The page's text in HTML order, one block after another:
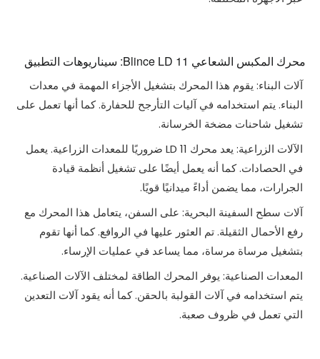
محرك المكبس الشعاعي Blince LD 11: سيناريوهات التطبيق
آلات البناء: يقوم هذا المحرك بتشغيل الأجزاء المهمة في معدات
البناء. يتم استخدامه في آليات التأرجح للحفارة. كما أنها تعمل على
تشغيل شاحنات مضخة الخرسانة.
الآلات الزراعية: يعد محرك LD 11 ضروريًا للمعدات الزراعية. يعمل
في الحصادات. كما أنه يعمل أيضًا على تشغيل أنظمة قيادة
الجرارات، مما يضمن أداءً ميدانيًا قويًا.
آلات سطح السفينة البحرية: على السفن، يتعامل هذا المحرك مع
رفع الأحمال الثقيلة. تم العثور عليها في الروافع. كما أنها تقوم
بتشغيل مرساة مرساة، مما يساعد في عمليات الإرساء.
المعدات الصناعية: يوفر المحرك الطاقة لمختلف الآلات الصناعية.
يتم استخدامه في آلات القولبة بالحقن. كما أنه يقود آلات التعدين
التي تعمل في ظروف صعبة.